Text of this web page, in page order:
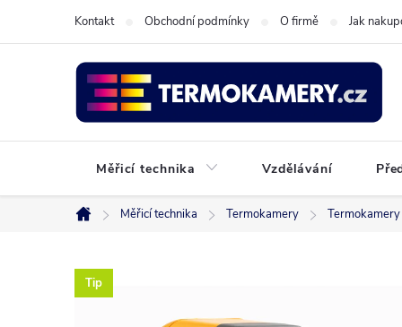
Kontakt Obchodní podmínky O firmě Jak
Měřicí technika Vzdělávání
Domů
Měřicí technika Termokamery
Tip